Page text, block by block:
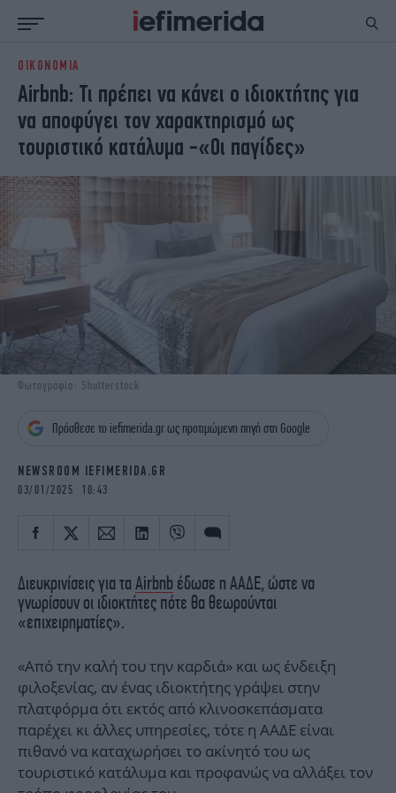
ΕΙΔΗΣΕΙΣ
NON PAPER
ΕΛΛΑΔΑ
ΟΙΚΟΝΟΜΙΑ
ΚΟΣΜΟΣ
ΠΟΛΙΤΙΣΜΟΣ
ΠΑΝΕΛΛΗΝΙΕΣ
ΖΩΗ
ΣΠΟΡ
ΕΚΛΟΓΕΣ
TRAVEL
ΤΕΧΝΟΛΟΓΙΑ
DESIGN
ΟΛΥΜΠΙΑΚΟΙ ΑΓΩΝΕΣ
EURO
PODCAST
iAUTOKINITO
iOPINIONS
OSCARS
THE OCEAN
ΟΙΚΟΝΟΜΙΑ
Airbnb: Τι πρέπει να κάνει ο ιδιοκτήτης για
να αποφύγει τον χαρακτηρισμό ως
τουριστικό κατάλυμα -«Οι παγίδες»
Φωτογραφία: Shutterstock
Πρόσθεσε το iefimerida.gr ως προτιμώμενη πηγή στη Google
NEWSROOM IEFIMERIDA.GR
03/01/2025 10:43
Διευκρινίσεις για τα Airbnb έδωσε η ΑΑΔΕ, ώστε να
γνωρίσουν οι ιδιοκτήτες πότε θα θεωρούνται
«επιχειρηματίες».
«Από την καλή του την καρδιά» και ως ένδειξη
φιλοξενίας, αν ένας ιδιοκτήτης γράψει στην
πλατφόρμα ότι εκτός από κλινοσκεπάσματα
παρέχει κι άλλες υπηρεσίες, τότε η ΑΑΔΕ είναι
πιθανό να καταχωρήσει το ακίνητό του ως
τουριστικό κατάλυμα και προφανώς να αλλάξει τον